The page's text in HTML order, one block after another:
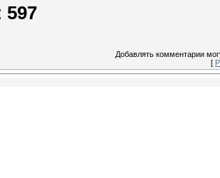
597
Добавлять комментарии
[